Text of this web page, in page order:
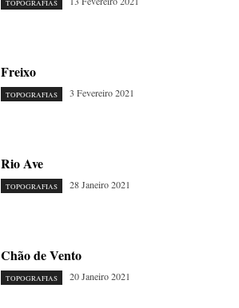
TOPOGRAFIAS
Freixo
TOPOGRAFIAS 3 Fevereiro 2021
Rio Ave
TOPOGRAFIAS 28 Janeiro 2021
Chão de Vento
TOPOGRAFIAS 20 Janeiro 2021